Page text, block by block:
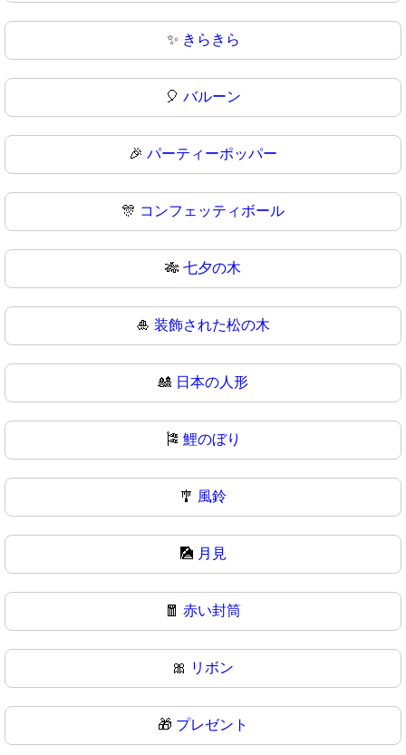
✨ きらきら
🎈 バルーン
🎉 パーティーポッパー
🎊 コンフェッティボール
🎋 七夕の木
🎍 装飾された松の木
🎎 日本の人形
🎏 鯉のぼり
🎐 風鈴
🎑 月見
🧧 赤い封筒
🎀 リボン
🎁 プレゼント